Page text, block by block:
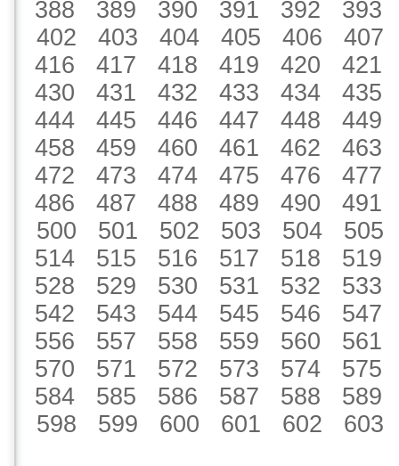
388
389 390 391 392
393
402
403 404 405 406
407
416
417 418 419 420
421
430
431 432 433 434
435
444
445 446 447 448
449
458
459 460 461 462
463
472
473 474 475 476
477
486
487 488 489 490
491
500
501 502 503 504
505
514
515 516 517 518
519
528
529 530 531 532
533
542
543 544 545 546
547
556
557 558 559 560
561
570
571 572 573 574
575
584
585 586 587 588
589
598
599 600 601 602 603